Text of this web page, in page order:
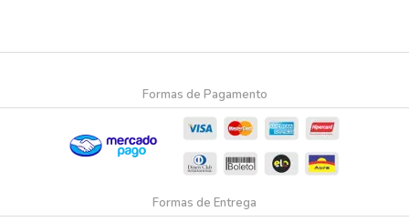
Formas de Pagamento
Formas de Entrega